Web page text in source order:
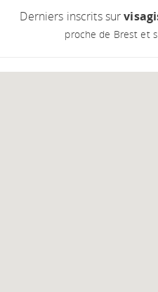
Derniers inscrits sur
proche de Brest et